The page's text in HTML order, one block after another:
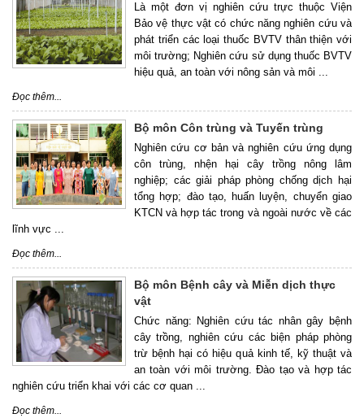
Là một đơn vị nghiên cứu trực thuộc Viện
Bảo vệ thực vật có chức năng nghiên cứu và
phát triển các loại thuốc BVTV thân thiện với
môi trường; Nghiên cứu sử dụng thuốc BVTV
hiệu quả, an toàn với nông sản và môi ...
Đọc thêm...
Bộ môn Côn trùng và Tuyến trùng
Nghiên cứu cơ bản và nghiên cứu ứng dụng
côn trùng, nhện hại cây trồng nông lâm
nghiệp; các giải pháp phòng chống dịch hại
tổng hợp; đào tạo, huấn luyện, chuyển giao
KTCN và hợp tác trong và ngoài nước về các
lĩnh vực ...
Đọc thêm...
Bộ môn Bệnh cây và Miễn dịch thực
vật
Chức năng: Nghiên cứu tác nhân gây bệnh
cây trồng, nghiên cứu các biện pháp phòng
trừ bệnh hại có hiệu quả kinh tế, kỹ thuật và
an toàn với môi trường. Đào tạo và hợp tác
nghiên cứu triển khai với các cơ quan ...
Đọc thêm...